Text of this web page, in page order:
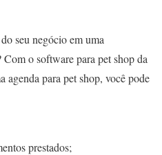
seu negócio em uma
o software para pet shop da
agenda para pet shop, você pode
prestados;